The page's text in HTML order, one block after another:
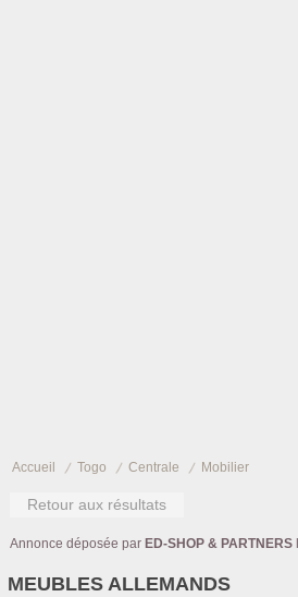
Accueil Togo Centrale Mobilier
Retour aux résultats
Annonce déposée par ED-SHOP & PARTNERS
MEUBLES ALLEMANDS